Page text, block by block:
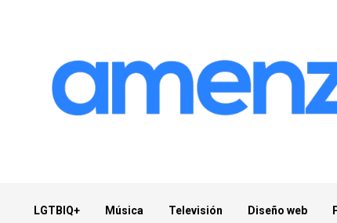
LGTBIQ+ Música Televisión Diseño web